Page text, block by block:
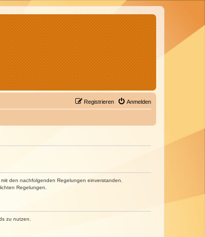
Anmelden
Registrieren
den nachfolgenden Regelungen einverstanden.
Regelungen.
zu nutzen.